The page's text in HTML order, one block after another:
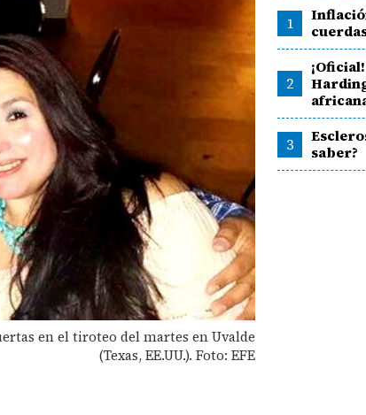
en el tiroteo del martes en Uvalde
(Texas, EE.UU.). Foto: EFE
1
2
3
saber?